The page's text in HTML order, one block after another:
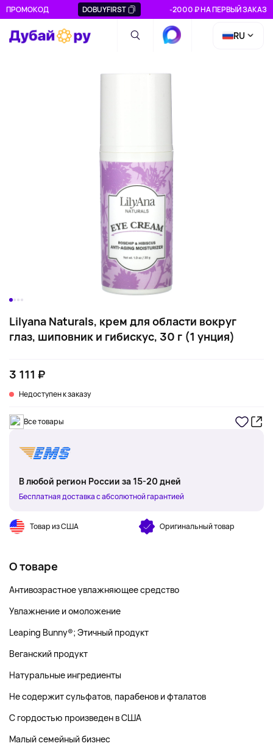
ПРОМОКОД DOBUYFIRST -2000 ₽ НА ПЕРВЫЙ ЗАКАЗ
RU
Lilyana Naturals, крем для области вокруг
глаз, шиповник и гибискус, 30 г (1 унция)
3 111 ₽
Недоступен к заказу
Все товары
В любой регион России за 15-20 дней
Бесплатная доставка с абсолютной гарантией
Товар из США Оригинальный товар
О товаре
Антивозрастное увлажняющее средство
Увлажнение и омоложение
Leaping Bunny®; Этичный продукт
Веганский продукт
Натуральные ингредиенты
Не содержит сульфатов, парабенов и фталатов
С гордостью произведен в США
Малый семейный бизнес